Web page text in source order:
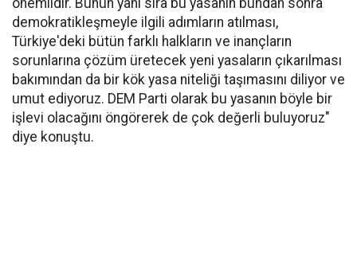
önemlidir. Bunun yanı sıra bu yasanın bundan sonra
demokratikleşmeyle ilgili adımların atılması,
Türkiye'deki bütün farklı halkların ve inançların
sorunlarına çözüm üretecek yeni yasaların çıkarılması
bakımından da bir kök yasa niteliği taşımasını diliyor ve
umut ediyoruz. DEM Parti olarak bu yasanın böyle bir
işlevi olacağını öngörerek de çok değerli buluyoruz"
diye konuştu.